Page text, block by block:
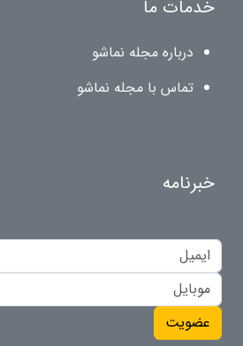
خدمات ما
درباره مجله نماشو
تماس با مجله نماشو
خبرنامه
عضویت